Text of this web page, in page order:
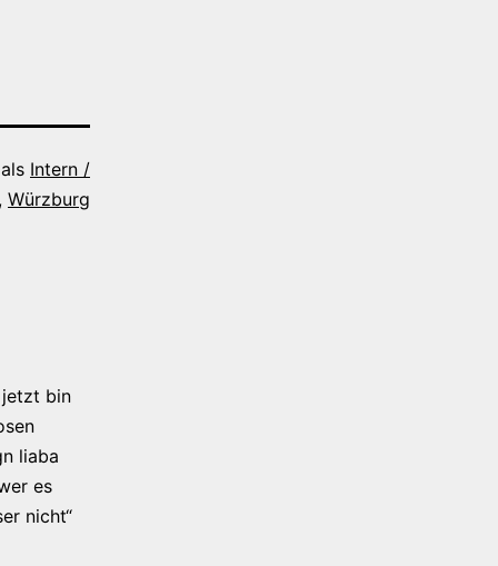
Intern /
Würzburg
bin
liaba
es
nicht“